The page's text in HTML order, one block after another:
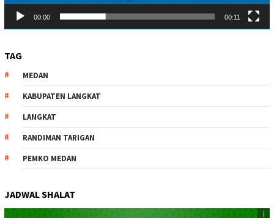
00:00 00:11
TAG
MEDAN
KABUPATEN LANGKAT
LANGKAT
RANDIMAN TARIGAN
PEMKO MEDAN
JADWAL SHALAT